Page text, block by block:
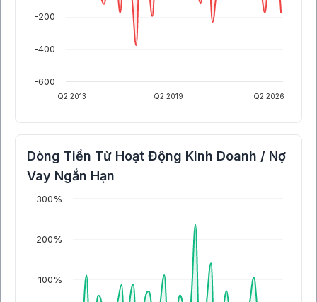
Q2 2013 Q2 2019 Q2 2026
-600
-400
-200
Dòng Tiền Từ Hoạt Động Kinh Doanh / Nợ
Vay Ngắn Hạn
100%
200%
300%